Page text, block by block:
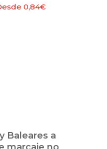
0,84€
Baleares a